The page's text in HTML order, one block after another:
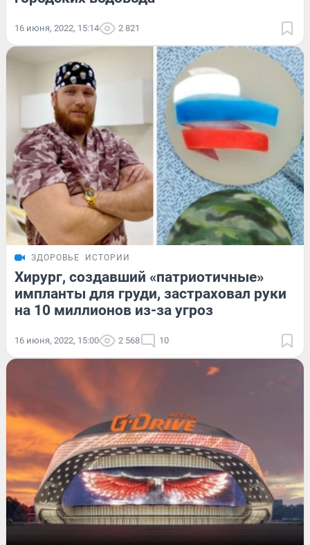
16 июня, 2022, 15:14 2 821
ЗДОРОВЬЕ ИСТОРИИ
Хирург, создавший «патриотичные»
импланты для груди, застраховал руки
на 10 миллионов из-за угроз
16 июня, 2022, 15:00 2 568 10